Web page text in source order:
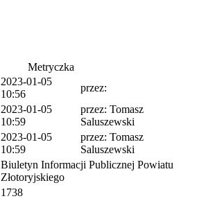
Metryczka
2023-01-05
10:56
przez:
2023-01-05
10:59
przez: Tomasz
Saluszewski
2023-01-05
10:59
przez: Tomasz
Saluszewski
Biuletyn Informacji Publicznej Powiatu
Złotoryjskiego
1738